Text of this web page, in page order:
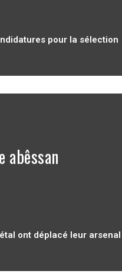
pour la sélection
abêssan
ont déplacé leur arsenal